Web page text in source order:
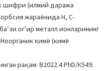
шифри (илмий даража
жараёнида Н, С-
огʼир металл ионларининг
кимё (кимё
рақам: B2022.4.PhD/К549.